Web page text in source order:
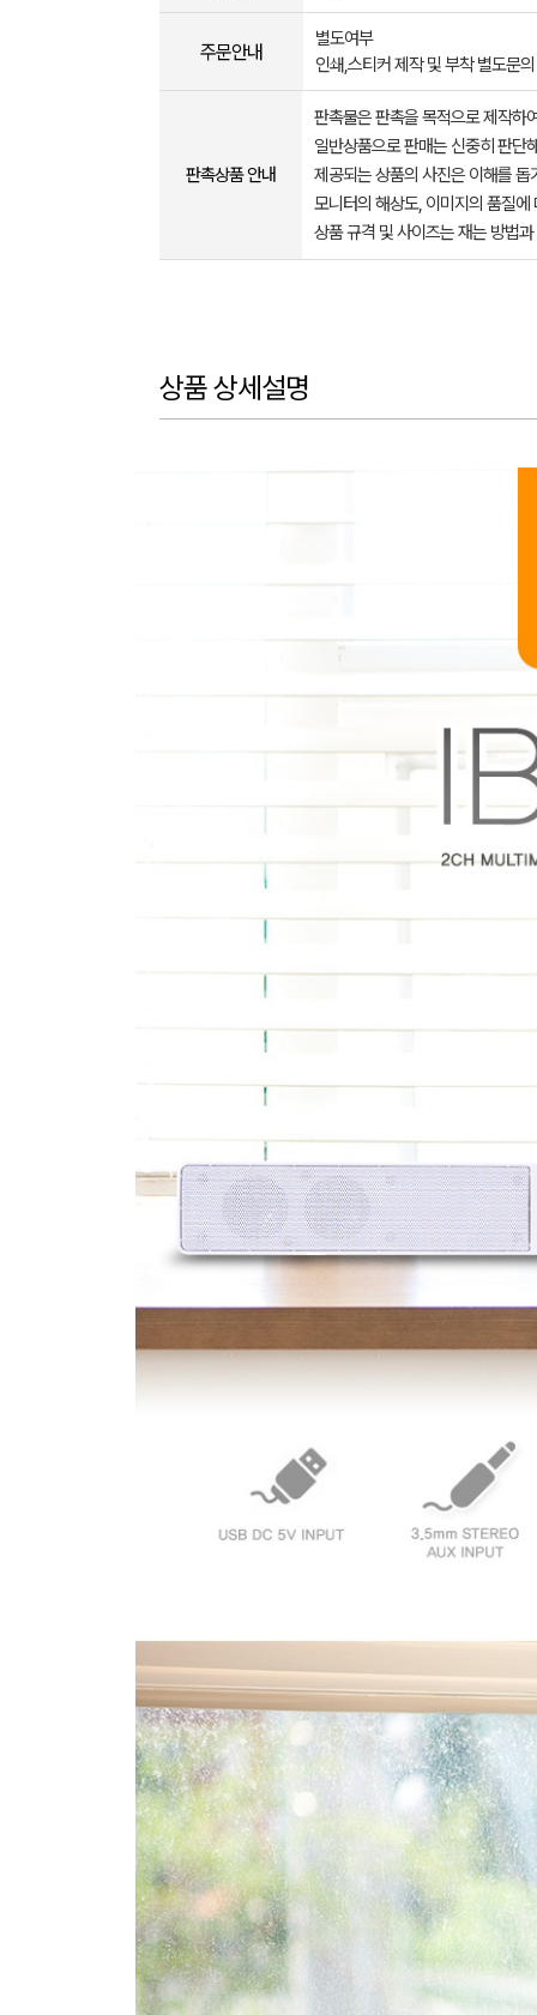
주문안내
별도여부
인쇄,스티커 제작 및 부착 별도문의
판촉상품 안내
판촉물은 판촉을 목적으로 제작하
일반상품으로 판매는 신중히 판단
제공되는 상품의 사진은 이해를
모니터의 해상도, 이미지의 품질
상품 규격 및 사이즈는 재는 방법
상품 상세설명